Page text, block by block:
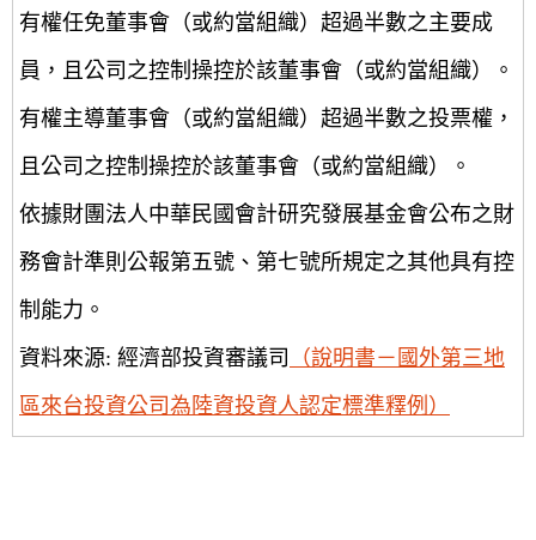
有權任免董事會（或約當組織）超過半數之主要成
員，且公司之控制操控於該董事會（或約當組織）。
有權主導董事會（或約當組織）超過半數之投票權，
且公司之控制操控於該董事會（或約當組織）。
依據財團法人中華民國會計研究發展基金會公布之財
務會計準則公報第五號、第七號所規定之其他具有控
制能力。
資料來源: 經濟部投資審議司
（說明書－國外第三地
區來台投資公司為陸資投資人認定標準釋例）